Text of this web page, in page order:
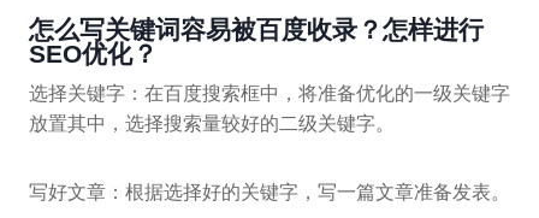
怎么写关键词容易被百度收录？怎样进行
SEO优化？
选择关键字：在百度搜索框中，将准备优化的一级关键字
放置其中，选择搜索量较好的二级关键字。
写好文章：根据选择好的关键字，写一篇文章准备发表。